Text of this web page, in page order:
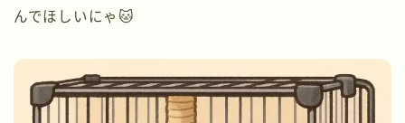
んでほしいにゃ🐱